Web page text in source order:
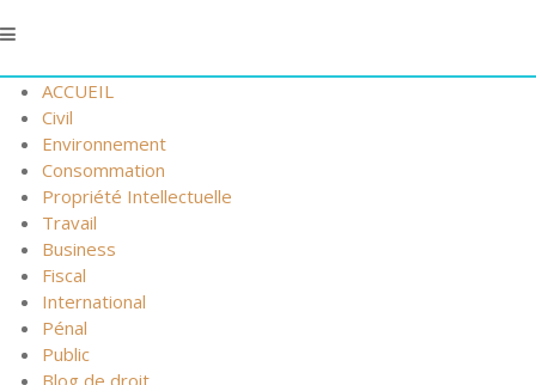
ACCUEIL
Civil
Environnement
Consommation
Propriété Intellectuelle
Travail
Business
Fiscal
International
Pénal
Public
Blog de droit